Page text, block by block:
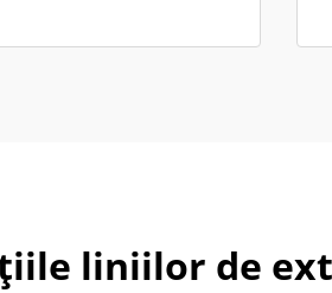
liniilor de